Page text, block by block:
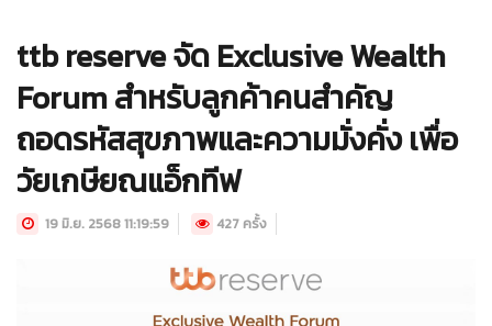
ttb reserve จัด Exclusive Wealth
Forum สำหรับลูกค้าคนสำคัญ
ถอดรหัสสุขภาพและความมั่งคั่ง เพื่อ
วัยเกษียณแอ็กทีฟ
19 มิ.ย. 2568 11:19:59 427 ครั้ง